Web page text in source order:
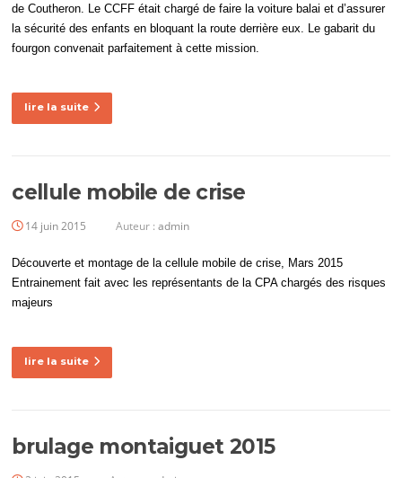
de Coutheron. Le CCFF était chargé de faire la voiture balai et d’assurer
la sécurité des enfants en bloquant la route derrière eux. Le gabarit du
fourgon convenait parfaitement à cette mission.
lire la suite
cellule mobile de crise
14 juin 2015 Auteur :admin
Découverte et montage de la cellule mobile de crise, Mars 2015
Entrainement fait avec les représentants de la CPA chargés des risques
majeurs
lire la suite
brulage montaiguet 2015